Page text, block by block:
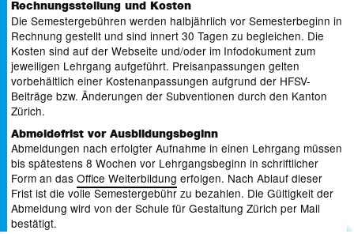
Rechnungsstellung und Kosten
Die Semestergebühren werden halbjährlich vor Semesterbeginn in
Rechnung gestellt und sind innert 30 Tagen zu begleichen. Die
Kosten sind auf der Webseite und/oder im Infodokument zum
jeweiligen Lehrgang aufgeführt. Preisanpassungen gelten
vorbehältlich einer Kostenanpassungen aufgrund der HFSV-
Beiträge bzw. Änderungen der Subventionen durch den Kanton
Zürich.
Abmeldefrist vor Ausbildungsbeginn
Abmeldungen nach erfolgter Aufnahme in einen Lehrgang müssen
bis spätestens 8 Wochen vor Lehrgangsbeginn in schriftlicher
Form an dasOffice Weiterbildung erfolgen. Nach Ablauf dieser
Frist ist die volle Semestergebühr zu bezahlen. Die Gültigkeit der
Abmeldung wird von der Schule für Gestaltung Zürich per Mail
bestätigt.